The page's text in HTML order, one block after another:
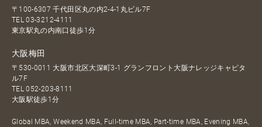
〒100-6307 千代田区丸の内2-4-1丸ビル7F
TEL03-3212-4111
東京駅丸の内南口徒歩1分
大阪梅田
〒530-0011 大阪市北区大深町3-1 グランフロント大阪ナレッジキャピタ
ル7F
TEL052-203-8111
大阪駅徒歩1分
Global MBA, Weekend MBA, Full-time MBA, Part-time MBA, Evening MBA,